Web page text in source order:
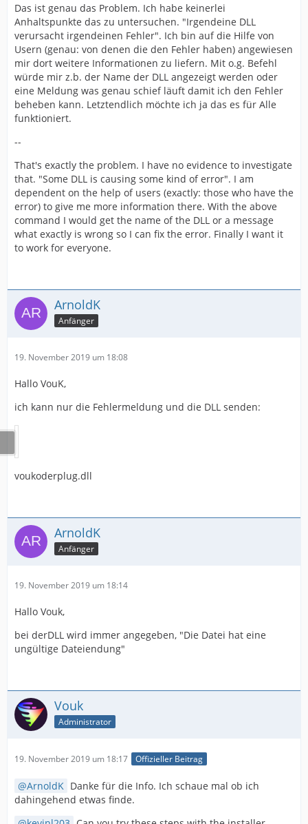
Das ist genau das Problem. Ich habe keinerlei
Anhaltspunkte das zu untersuchen. "Irgendeine DLL
verursacht irgendeinen Fehler". Ich bin auf die Hilfe von
Usern (genau: von denen die den Fehler haben) angewiesen
mir dort weitere Informationen zu liefern. Mit o.g. Befehl
würde mir z.b. der Name der DLL angezeigt werden oder
eine Meldung was genau schief läuft damit ich den Fehler
beheben kann. Letztendlich möchte ich ja das es für Alle
funktioniert.
--
That's exactly the problem. I have no evidence to investigate
that. "Some DLL is causing some kind of error". I am
dependent on the help of users (exactly: those who have the
error) to give me more information there. With the above
command I would get the name of the DLL or a message
what exactly is wrong so I can fix the error. Finally I want it
to work for everyone.
ArnoldK
Anfänger
19. November 2019 um 18:08
Hallo VouK,
ich kann nur die Fehlermeldung und die DLL senden:
voukoderplug.dll
ArnoldK
Anfänger
19. November 2019 um 18:14
Hallo Vouk,
bei derDLL wird immer angegeben, "Die Datei hat eine
ungültige Dateiendung"
Vouk
Administrator
19. November 2019 um 18:17 Offizieller Beitrag
ArnoldK Danke für die Info. Ich schaue mal ob ich
dahingehend etwas finde.